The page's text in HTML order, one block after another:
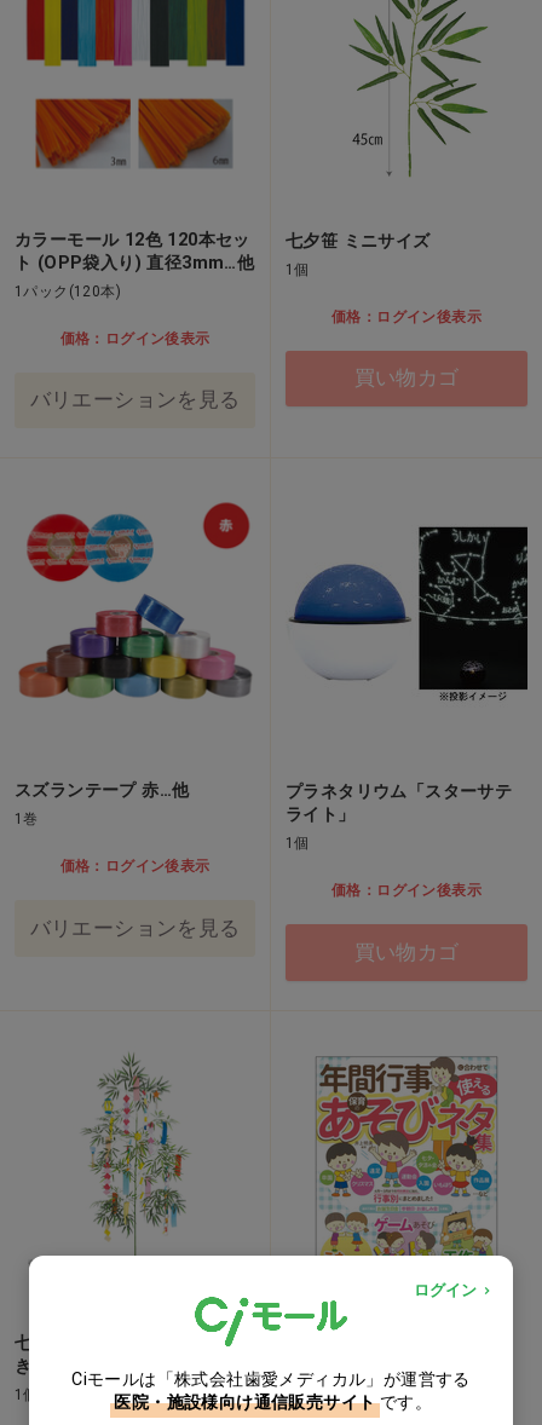
カラーモール 12色 120本セッ
ト (OPP袋入り) 直径3mm…他
1パック(120本)
価格：ログイン後表示
バリエーションを見る
七夕笹 ミニサイズ
1個
価格：ログイン後表示
買い物カゴ
スズランテープ 赤…他
1巻
価格：ログイン後表示
バリエーションを見る
プラネタリウム「スターサテ
ライト」
1個
価格：ログイン後表示
買い物カゴ
七夕用特大笹 2m スタンド付
き
1個
1冊
価格：ログイン後表示
ログイン
Ciモールは「株式会社歯愛メディカル」が運営する
医院・施設様向け通信販売サイト です。